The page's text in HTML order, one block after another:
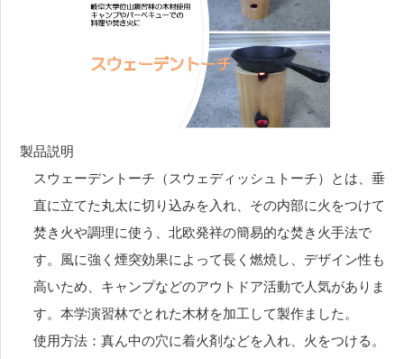
製品説明
スウェーデントーチ（スウェディッシュトーチ）とは、垂
直に立てた丸太に切り込みを入れ、その内部に火をつけて
焚き火や調理に使う、北欧発祥の簡易的な焚き火手法で
す。風に強く煙突効果によって長く燃焼し、デザイン性も
高いため、キャンプなどのアウトドア活動で人気がありま
す。本学演習林でとれた木材を加工して製作ました。
使用方法：真ん中の穴に着火剤などを入れ、火をつける。